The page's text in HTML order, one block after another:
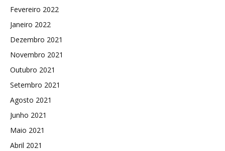
Fevereiro 2022
Janeiro 2022
Dezembro 2021
Novembro 2021
Outubro 2021
Setembro 2021
Agosto 2021
Junho 2021
Maio 2021
Abril 2021